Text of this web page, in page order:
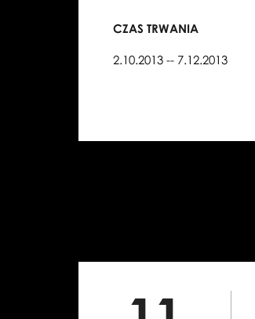
CZAS TRWANIA
2.10.2013 -- 7.12.2013